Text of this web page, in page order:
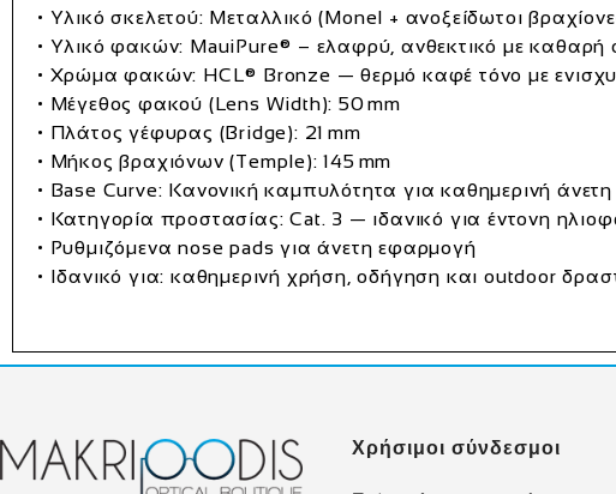
• Υλικό σκελετού: Μεταλλικό (Monel + ανοξείδωτοι
• Υλικό φακών: MauiPure® – ελαφρύ, ανθεκτικό με καθαρή
• Χρώμα φακών: HCL® Bronze — θερμό καφέ τόνο με
• Μέγεθος φακού (Lens Width): 50 mm
• Πλάτος γέφυρας (Bridge): 21 mm
• Μήκος βραχιόνων (Temple):145 mm
• Base Curve: Κανονική καμπυλότητα για καθημερινή
• Κατηγορία προστασίας:Cat. 3 — ιδανικό για έντονη
• Ρυθμιζόμενα nose pads για άνετη εφαρμογή
• Ιδανικό για: καθημερινή χρήση, οδήγηση και outdoor
Χρήσιμοι σύνδεσμοι